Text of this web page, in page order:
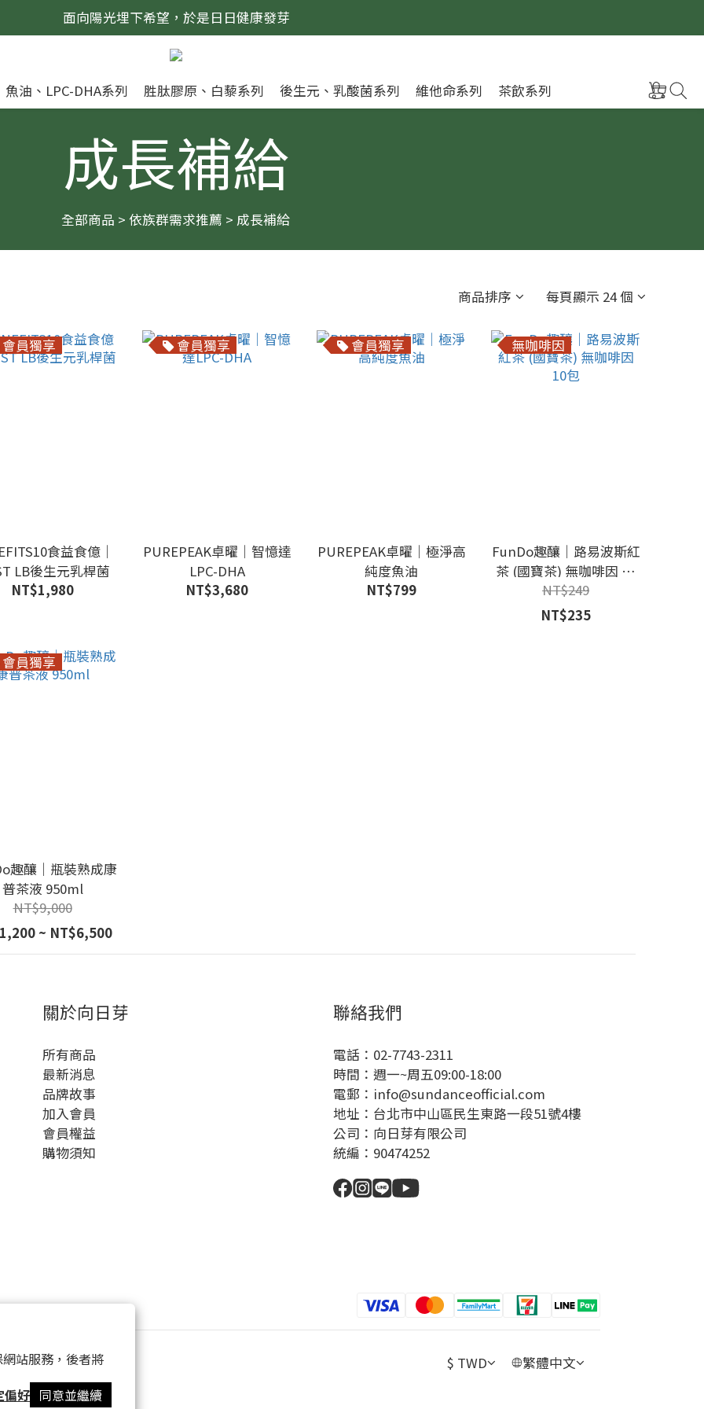
站服務，後者將
偏好 同意並繼續
面向陽光埋下希望，於是日日健康發芽
魚油、LPC-DHA系列 胜肽膠原、白藜系列 後生元、乳酸菌系列 維他命系列 茶飲系列
成長補給
全部商品 >依族群需求推薦 > 成長補給
商品排序 每頁顯示 24 個
會員獨享
食益食億｜
LB後生元乳桿菌
NT$1,980
會員獨享
PUREPEAK卓曜｜智憶達
LPC-DHA
NT$3,680
會員獨享
PUREPEAK卓曜｜極淨高
純度魚油
NT$799
無咖啡因
FunDo趣釀｜路易波斯紅
茶 (國寶茶) 無咖啡因 10
包
NT$249
NT$235
會員獨享
趣釀｜瓶裝熟成康
普茶液 950ml
NT$9,000
~ NT$6,500
關於向日芽
所有商品
最新消息
品牌故事
加入會員
會員權益
購物須知
聯絡我們
電話：02-7743-2311
時間：週一~周五09:00-18:00
電郵：info@sundanceofficial.com
地址：台北市中山區民生東路一段51號4樓
公司：向日芽有限公司
統編：90474252
$ TWD 繁體中文